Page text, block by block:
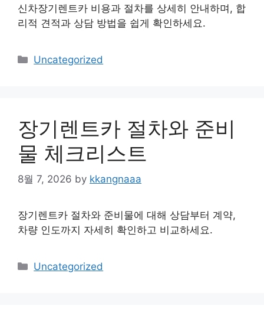
신차장기렌트카 비용과 절차를 상세히 안내하며, 합
리적 견적과 상담 방법을 쉽게 확인하세요.
Categories
Uncategorized
장기렌트카 절차와 준비
물 체크리스트
8월 7, 2026 by kkangnaaa
장기렌트카 절차와 준비물에 대해 상담부터 계약,
차량 인도까지 자세히 확인하고 비교하세요.
Categories
Uncategorized